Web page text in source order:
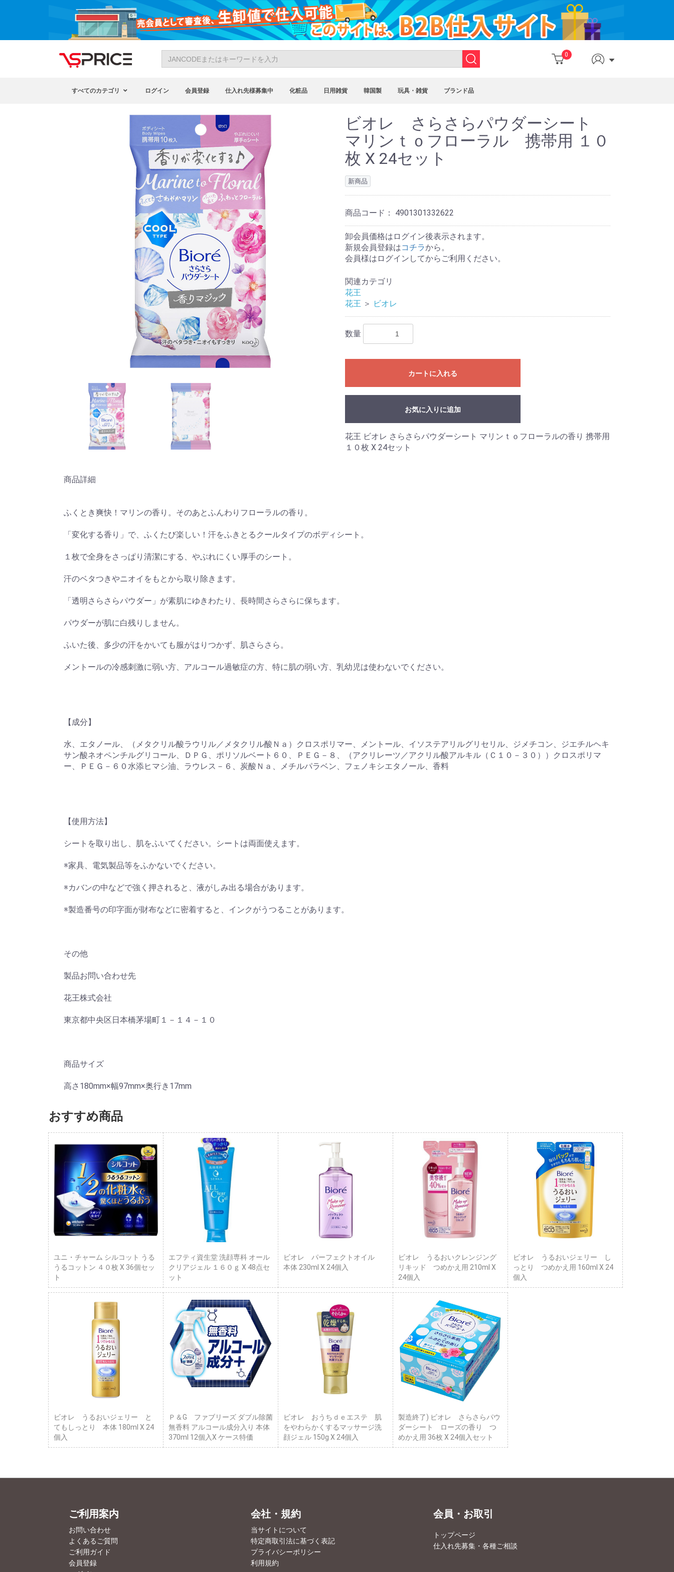
0
すべてのカテゴリ ログイン 会員登録 仕入れ先様募集中 化粧品 日用雑貨 韓国製 玩具・雑貨 ブランド品
ビオレ さらさらパウダーシート
マリンｔｏフローラル 携帯用 １０
枚 X 24セット
新商品
商品コード： 4901301332622
卸会員価格はログイン後表示されます。
新規会員登録はコチラから。
会員様はログインしてからご利用ください。
関連カテゴリ
花王
花王 ＞ ビオレ
数量
カートに入れる
お気に入りに追加
花王 ビオレ さらさらパウダーシート マリンｔｏフローラルの香り 携帯用
１０枚 X 24セット
商品詳細
ふくとき爽快！マリンの香り。そのあとふんわりフローラルの香り。
「変化する香り」で、ふくたび楽しい！汗をふきとるクールタイプのボディシート。
１枚で全身をさっぱり清潔にする、やぶれにくい厚手のシート。
汗のベタつきやニオイをもとから取り除きます。
「透明さらさらパウダー」が素肌にゆきわたり、長時間さらさらに保ちます。
パウダーが肌に白残りしません。
ふいた後、多少の汗をかいても服がはりつかず、肌さらさら。
メントールの冷感刺激に弱い方、アルコール過敏症の方、特に肌の弱い方、乳幼児は使わないでください。
【成分】
水、エタノール、（メタクリル酸ラウリル／メタクリル酸Ｎａ）クロスポリマー、メントール、イソステアリルグリセリル、ジメチコン、ジエチルヘキ
サン酸ネオペンチルグリコール、ＤＰＧ、ポリソルベート６０、ＰＥＧ－８、（アクリレーツ／アクリル酸アルキル（Ｃ１０－３０））クロスポリマ
ー、ＰＥＧ－６０水添ヒマシ油、ラウレス－６、炭酸Ｎａ、メチルパラベン、フェノキシエタノール、香料
【使用方法】
シートを取り出し、肌をふいてください。シートは両面使えます。
※家具、電気製品等をふかないでください。
※カバンの中などで強く押されると、液がしみ出る場合があります。
※製造番号の印字面が財布などに密着すると、インクがうつることがあります。
その他
製品お問い合わせ先
花王株式会社
東京都中央区日本橋茅場町１－１４－１０
商品サイズ
高さ180mm×幅97mm×奥行き17mm
おすすめ商品
ユニ・チャーム シルコット うる
うるコットン ４０枚 X 36個セッ
ト
エフティ資生堂 洗顔専科 オール
クリアジェル １６０ｇ X 48点セ
ット
ビオレ パーフェクトオイル
本体 230ml X 24個入
ビオレ うるおいクレンジング
リキッド つめかえ用 210ml X
24個入
ビオレ うるおいジェリー し
っとり つめかえ用 160ml X 24
個入
ビオレ うるおいジェリー と
てもしっとり 本体 180ml X 24
個入
Ｐ＆G ファブリーズ ダブル除菌
無香料 アルコール成分入り 本体
370ml 12個入X ケース特価
ビオレ おうちｄｅエステ 肌
をやわらかくするマッサージ洗
顔ジェル 150g X 24個入
製造終了) ビオレ さらさらパウ
ダーシート ローズの香り つ
めかえ用 36枚 X 24個入セット
ご利用案内
お問い合わせ
よくあるご質問
ご利用ガイド
会員登録
会社・規約
当サイトについて
特定商取引法に基づく表記
プライバシーポリシー
利用規約
会員・お取引
トップページ
仕入れ先募集・各種ご相談